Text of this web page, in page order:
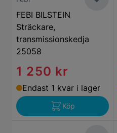
FEBI BILSTEIN
Sträckare,
transmissionskedja
25058
1 250 kr
Endast 1 kvar i lager
Köp